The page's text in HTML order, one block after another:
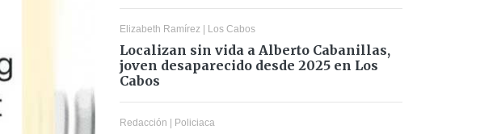
Elizabeth Ramírez | Los Cabos
Localizan sin vida a Alberto Cabanillas,
joven desaparecido desde 2025 en Los
Cabos
Redacción | Policiaca